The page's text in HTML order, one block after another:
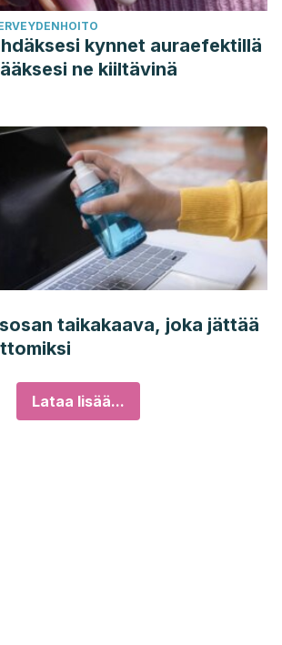
kynnet auraefektillä
ne kiiltävinä
taikakaava, joka jättää
Lataa lisää...